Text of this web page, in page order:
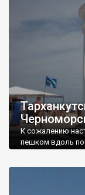
К сожалению
пешком вдоль